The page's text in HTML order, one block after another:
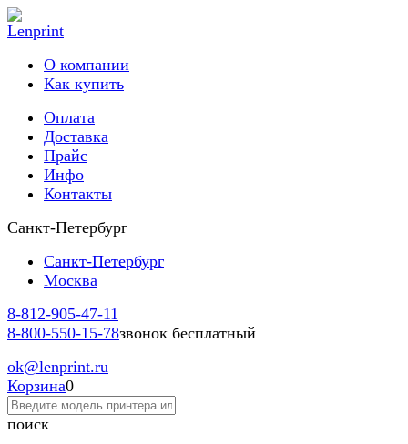
О компании
Как купить
Оплата
Доставка
Прайс
Инфо
Контакты
Санкт-Петербург
Санкт-Петербург
Москва
8-812-905-47-11
8-800-550-15-78звонок бесплатный
ok@lenprint.ru
Корзина0
поиск